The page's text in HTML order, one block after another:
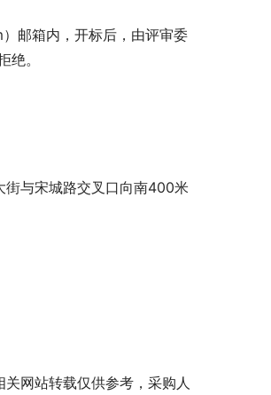
邮箱内，开标后，由评审委
。
街与宋城路交叉口向南400米
网站转载仅供参考，采购人